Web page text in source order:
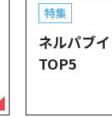
特集
ネルパブ
TOP5